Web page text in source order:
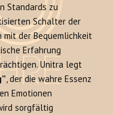
Standards zu
Schalter der
mit der Bequemlichkeit
Erfahrung
Unitra legt
, der die wahre Essenz
Emotionen
sorgfältig